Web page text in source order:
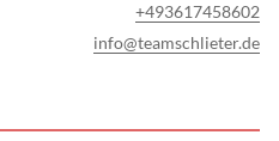
+493617458602
info@teamschlieter.de